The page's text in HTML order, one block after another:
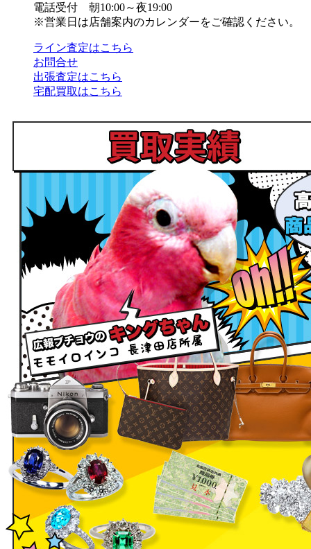
電話受付 朝10:00～夜19:00
※営業日は店舗案内のカレンダーをご確認ください。
ライン査定はこちら
お問合せ
出張査定はこちら
宅配買取はこちら